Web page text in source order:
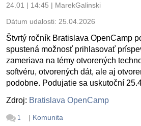
24.01 | 14:45 | MarekGalinski
Dátum udalosti: 25.04.2026
Štvrtý ročník Bratislava OpenCamp
spustená možnosť prihlasovať
zameriava na témy otvorených
softvéru, otvorených dát, ale aj
podobne. Podujatie sa uskutoční
Zdroj: Bratislava OpenCamp
1 | Komunita